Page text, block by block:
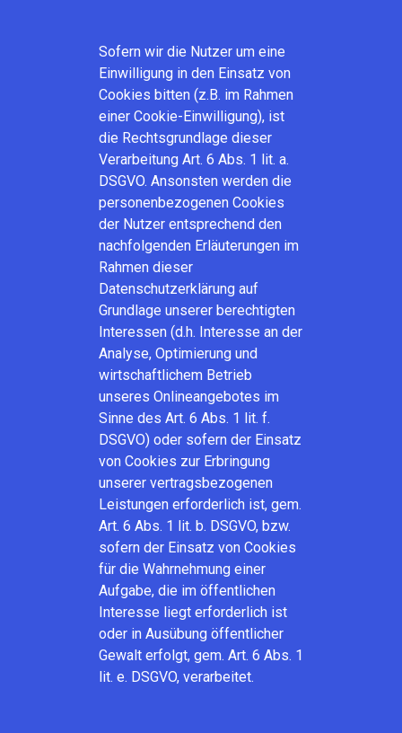
Sofern wir die Nutzer um eine
Einwilligung in den Einsatz von
Cookies bitten (z.B. im Rahmen
einer Cookie-Einwilligung), ist
die Rechtsgrundlage dieser
Verarbeitung Art. 6 Abs. 1 lit. a.
DSGVO. Ansonsten werden die
personenbezogenen Cookies
der Nutzer entsprechend den
nachfolgenden Erläuterungen im
Rahmen dieser
Datenschutzerklärung auf
Grundlage unserer berechtigten
Interessen (d.h. Interesse an der
Analyse, Optimierung und
wirtschaftlichem Betrieb
unseres Onlineangebotes im
Sinne des Art. 6 Abs. 1 lit. f.
DSGVO) oder sofern der Einsatz
von Cookies zur Erbringung
unserer vertragsbezogenen
Leistungen erforderlich ist, gem.
Art. 6 Abs. 1 lit. b. DSGVO, bzw.
sofern der Einsatz von Cookies
für die Wahrnehmung einer
Aufgabe, die im öffentlichen
Interesse liegt erforderlich ist
oder in Ausübung öffentlicher
Gewalt erfolgt, gem. Art. 6 Abs. 1
lit. e. DSGVO, verarbeitet.